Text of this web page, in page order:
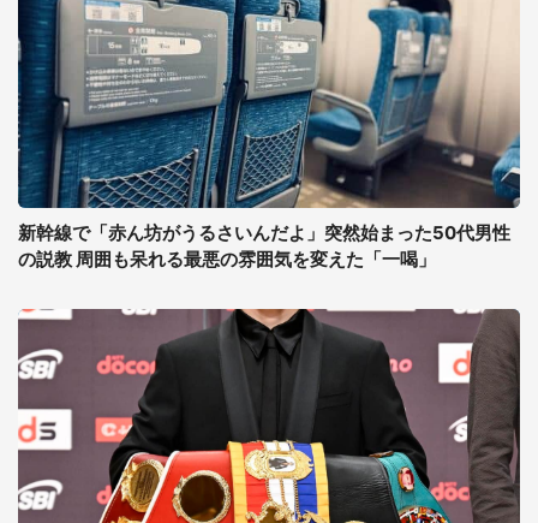
新幹線で「赤ん坊がうるさいんだよ」突然始まった50代男性
の説教 周囲も呆れる最悪の雰囲気を変えた「一喝」